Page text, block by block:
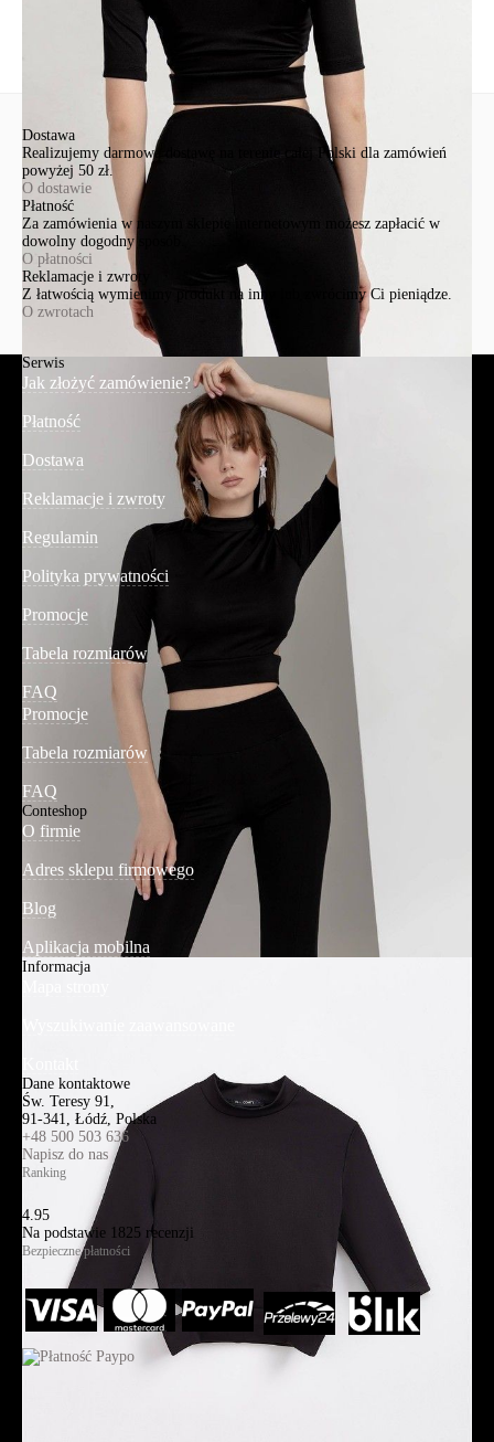
Dostawa
Realizujemy darmową dostawę na terenie całej Polski dla zamówień
powyżej 50 zł.
O dostawie
Płatność
Za zamówienia w naszym sklepie internetowym możesz zapłacić w
dowolny dogodny sposób.
O płatności
Reklamacje i zwroty
Z łatwością wymienimy produkt na inny lub zwrócimy Ci pieniądze.
O zwrotach
Serwis
Jak złożyć zamówienie?
Płatność
Dostawa
Reklamacje i zwroty
Regulamin
Polityka prywatności
Promocje
Tabela rozmiarów
FAQ
Promocje
Tabela rozmiarów
FAQ
Conteshop
O firmie
Adres sklepu firmowego
Blog
Aplikacja mobilna
Informacja
Dane kontaktowe
Św. Teresy 91,
91-341, Łódź, Polska
+48 500 503 636
Napisz do nas
Ranking
4.95
Na podstawie
1825 recenzji
Bezpieczne płatności